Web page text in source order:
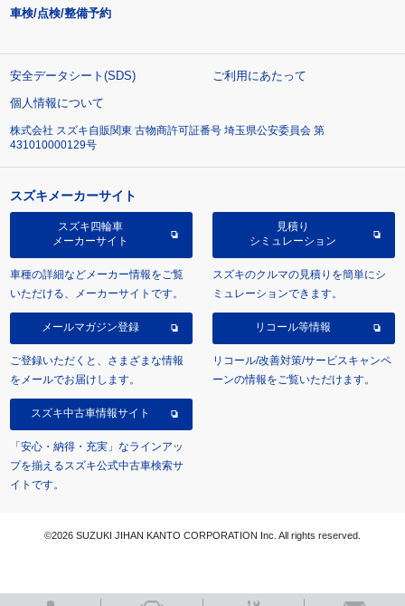
車検/点検/整備予約
安全データシート(SDS)
ご利用にあたって
個人情報について
株式会社 スズキ自販関東 古物商許可証番号 埼玉県公安委員会 第
431010000129号
スズキメーカーサイト
スズキ四輪車
メーカーサイト
車種の詳細などメーカー情報をご覧
いただける、メーカーサイトです。
見積り
シミュレーション
スズキのクルマの見積りを簡単にシ
ミュレーションできます。
メールマガジン登録
ご登録いただくと、さまざまな情報
をメールでお届けします。
リコール等情報
リコール/改善対策/サービスキャンペ
ーンの情報をご覧いただけます。
スズキ中古車情報サイト
「安心・納得・充実」なラインアッ
プを揃えるスズキ公式中古車検索サ
イトです。
©2026 SUZUKI JIHAN KANTO CORPORATION Inc. All rights reserved.